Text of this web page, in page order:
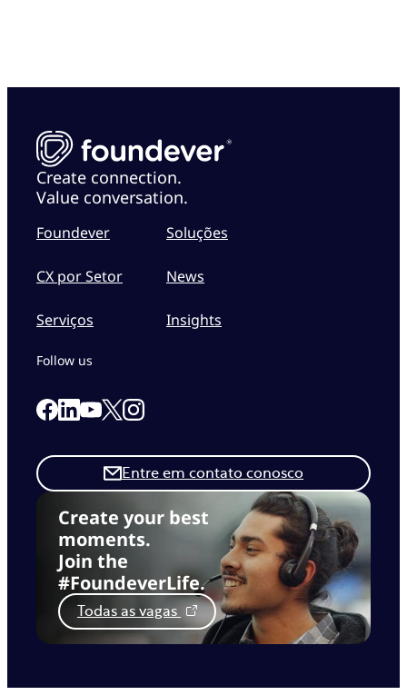
Create connection.
Value conversation.
Foundever
CX por Setor
Serviços
Soluções
News
Insights
Create your best
moments.
Join the
#FoundeverLife.
Todas as vagas
Entre em contato conosco
Follow us
Link to our Facebook page
Link to our Linkedin page
Link to our Youtube page
Link to our X page
Link to our Instagram page